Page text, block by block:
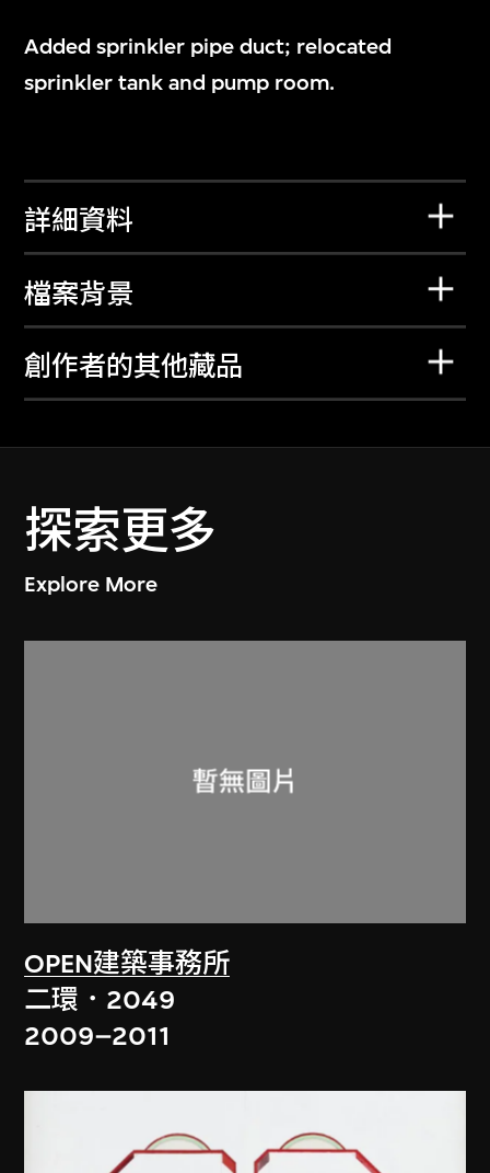
Added sprinkler pipe duct; relocated
sprinkler tank and pump room.
詳細資料
檔案背景
創作者的其他藏品
探索更多
Explore More
OPEN建築事務所
二環．2049
2009–2011